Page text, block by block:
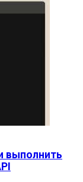
выполнить